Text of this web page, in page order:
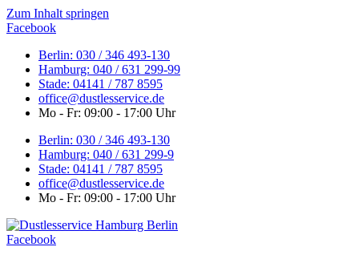
Zum Inhalt springen
Facebook
Berlin: 030 / 346 493-130
Hamburg: 040 / 631 299-99
Stade: 04141 / 787 8595
office@dustlesservice.de
Mo - Fr: 09:00 - 17:00 Uhr
Berlin: 030 / 346 493-130
Hamburg: 040 / 631 299-9
Stade: 04141 / 787 8595
office@dustlesservice.de
Mo - Fr: 09:00 - 17:00 Uhr
Facebook